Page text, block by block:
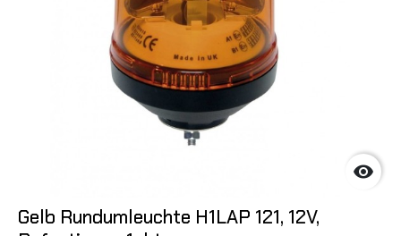

Gelb Rundumleuchte H1LAP 121, 12V,